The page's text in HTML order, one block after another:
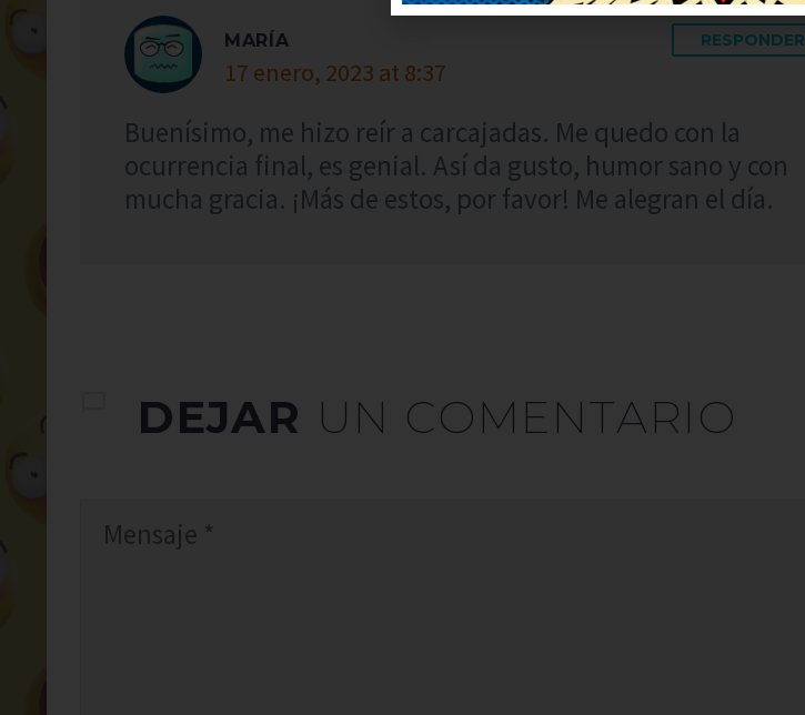
MARÍA
17 enero, 2023 at 8:37
RESPONDER
Buenísimo, me hizo reír a carcajadas. Me quedo con la
ocurrencia final, es genial. Así da gusto, humor sano y con
mucha gracia. ¡Más de estos, por favor! Me alegran el día.
DEJAR UN COMENTARIO